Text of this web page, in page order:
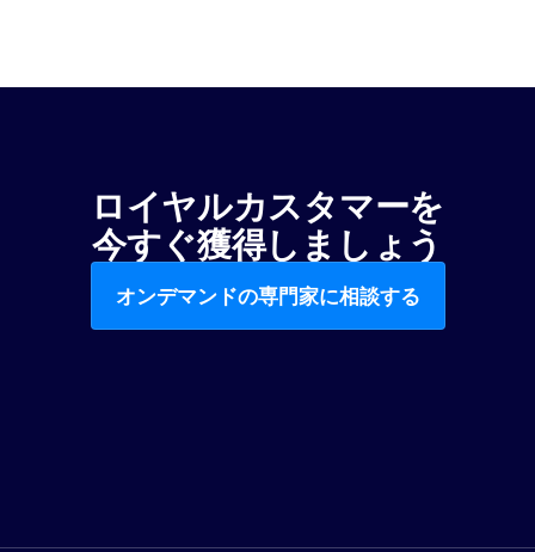
トの定義、テスト計画の策定を行いま
フォーマンスやお客様からのフィード
バックに基づいて調整を行います。
ロイヤルカスタマーを
今すぐ獲得しましょう
オンデマンドの専門家に相談する